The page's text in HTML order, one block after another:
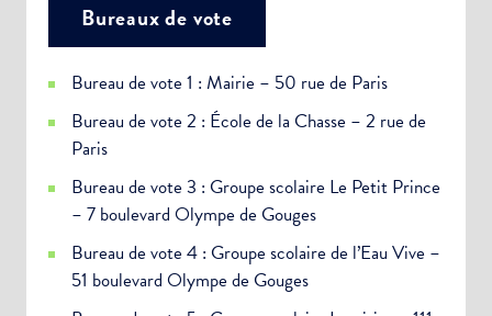
Bureaux de vote
Bureau de vote 1 : Mairie – 50 rue de Paris
Bureau de vote 2 : École de la Chasse – 2 rue de
Paris
Bureau de vote 3 : Groupe scolaire Le Petit Prince
– 7 boulevard Olympe de Gouges
Bureau de vote 4 : Groupe scolaire de l’Eau Vive –
51 boulevard Olympe de Gouges